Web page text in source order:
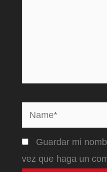
Name*
Guardar mi
vez que haga un